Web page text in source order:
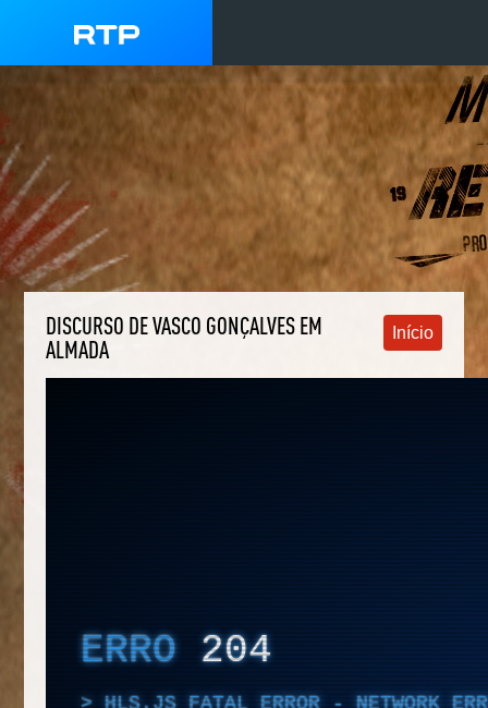
DISCURSO DE VASCO GONÇALVES EM
ALMADA
Início